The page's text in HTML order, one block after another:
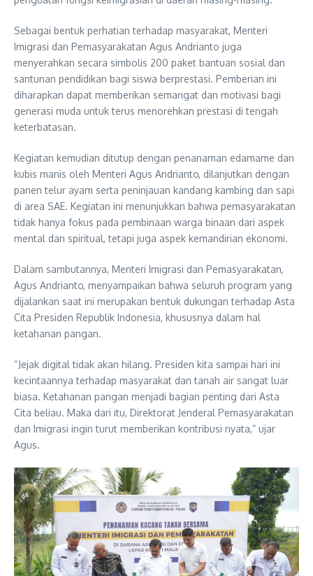
Sebagai bentuk perhatian terhadap masyarakat, Menteri
Imigrasi dan Pemasyarakatan Agus Andrianto juga
menyerahkan secara simbolis 200 paket bantuan sosial dan
santunan pendidikan bagi siswa berprestasi. Pemberian ini
diharapkan dapat memberikan semangat dan motivasi bagi
generasi muda untuk terus menorehkan prestasi di tengah
keterbatasan.
Kegiatan kemudian ditutup dengan penanaman edamame dan
kubis manis oleh Menteri Agus Andrianto, dilanjutkan dengan
panen telur ayam serta peninjauan kandang kambing dan sapi
di area SAE. Kegiatan ini menunjukkan bahwa pemasyarakatan
tidak hanya fokus pada pembinaan warga binaan dari aspek
mental dan spiritual, tetapi juga aspek kemandirian ekonomi.
Dalam sambutannya, Menteri Imigrasi dan Pemasyarakatan,
Agus Andrianto, menyampaikan bahwa seluruh program yang
dijalankan saat ini merupakan bentuk dukungan terhadap Asta
Cita Presiden Republik Indonesia, khususnya dalam hal
ketahanan pangan.
“Jejak digital tidak akan hilang. Presiden kita sampai hari ini
kecintaannya terhadap masyarakat dan tanah air sangat luar
biasa. Ketahanan pangan menjadi bagian penting dari Asta
Cita beliau. Maka dari itu, Direktorat Jenderal Pemasyarakatan
dan Imigrasi ingin turut memberikan kontribusi nyata,” ujar
Agus.